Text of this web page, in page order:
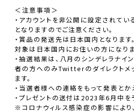
＜注意事項＞
・アカウントを非公開に設定されて
となりますのでご注意ください。
・賞品の発送先は日本国内となります
対象は日本国内にお住いの方になりま
・抽選結果は、八月のシンデレラナイ
者の方へのみTwitterのダイレクトメ
ます。
・当選者様への連絡をもって発表とか
・プレゼントの送付は2023年6月中を
※コロナウィルス感染症の影響によ